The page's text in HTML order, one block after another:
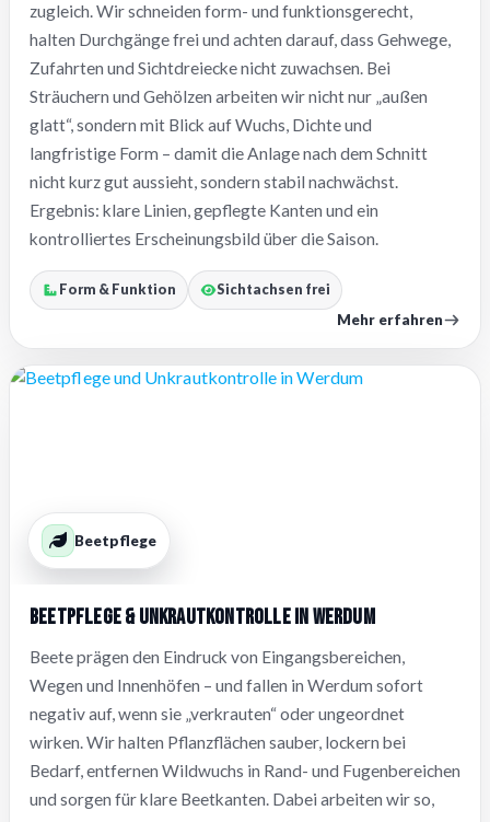
zugleich. Wir schneiden form- und funktionsgerecht,
halten Durchgänge frei und achten darauf, dass Gehwege,
Zufahrten und Sichtdreiecke nicht zuwachsen. Bei
Sträuchern und Gehölzen arbeiten wir nicht nur „außen
glatt“, sondern mit Blick auf Wuchs, Dichte und
langfristige Form – damit die Anlage nach dem Schnitt
nicht kurz gut aussieht, sondern stabil nachwächst.
Ergebnis: klare Linien, gepflegte Kanten und ein
kontrolliertes Erscheinungsbild über die Saison.
Form & Funktion Sichtachsen frei
Mehr erfahren
Beetpflege
Beetpflege & Unkrautkontrolle in Werdum
Beete prägen den Eindruck von Eingangsbereichen,
Wegen und Innenhöfen – und fallen in Werdum sofort
negativ auf, wenn sie „verkrauten“ oder ungeordnet
wirken. Wir halten Pflanzflächen sauber, lockern bei
Bedarf, entfernen Wildwuchs in Rand- und Fugenbereichen
und sorgen für klare Beetkanten. Dabei arbeiten wir so,